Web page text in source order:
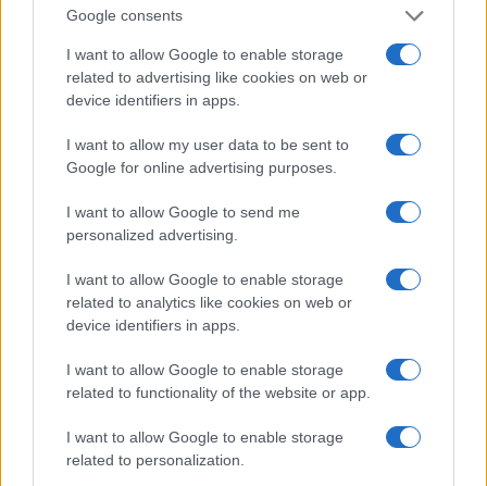
Google consents
I want to allow Google to enable storage
related to advertising like cookies on web or
device identifiers in apps.
I want to allow my user data to be sent to
Google for online advertising purposes.
I want to allow Google to send me
personalized advertising.
I want to allow Google to enable storage
related to analytics like cookies on web or
device identifiers in apps.
I want to allow Google to enable storage
related to functionality of the website or app.
I want to allow Google to enable storage
related to personalization.
SVIJET
12.02.15. 17:44
Saznaj više